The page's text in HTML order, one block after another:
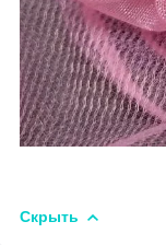
Скрыть